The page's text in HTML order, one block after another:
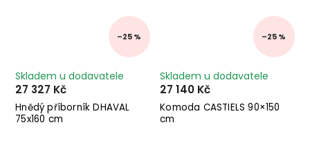
–25 %
Hnědý příborník DHAVAL
75x160 cm
Skladem u dodavatele
27 327 Kč
–25 %
Komoda CASTIELS 90×150
cm
Skladem u dodavatele
27 140 Kč